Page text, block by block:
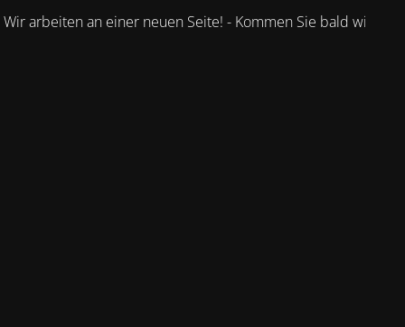
Wir arbeiten an einer neuen Seite! - Kommen Sie bald wieder.